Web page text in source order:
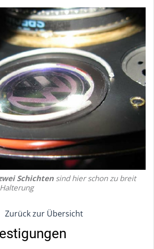
Schichten sind hier schon zu breit
Zurück zur Übersicht